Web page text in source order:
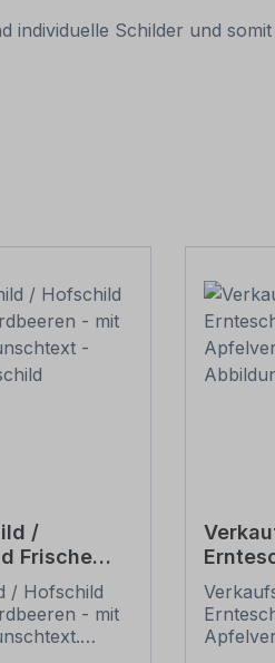
Schilder und
/
Frische
- mit
-
/ Hofschild
- mit
Apfel